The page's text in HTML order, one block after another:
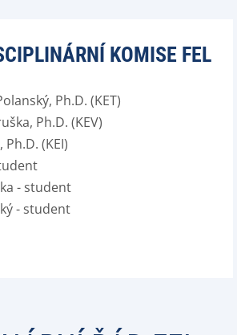
KOMISE FEL
Ph.D. (KET)
Ph.D. (KEV)
(KEI)
- student
- student